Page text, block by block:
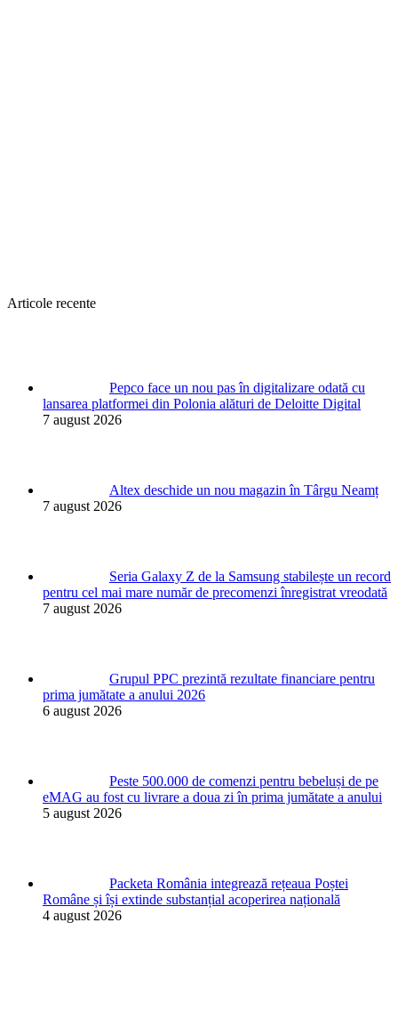
Articole recente
Pepco face un nou pas în digitalizare odată cu
lansarea platformei din Polonia alături de Deloitte Digital
7 august 2026
Altex deschide un nou magazin în Târgu Neamț
7 august 2026
Seria Galaxy Z de la Samsung stabilește un record
pentru cel mai mare număr de precomenzi înregistrat vreodată
7 august 2026
Grupul PPC prezintă rezultate financiare pentru
prima jumătate a anului 2026
6 august 2026
Peste 500.000 de comenzi pentru bebeluși de pe
eMAG au fost cu livrare a doua zi în prima jumătate a anului
5 august 2026
Packeta România integrează rețeaua Poștei
Române și își extinde substanțial acoperirea națională
4 august 2026